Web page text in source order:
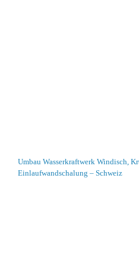
Umbau Wasserkraftwerk Windisch,
Einlaufwandschalung – Schweiz